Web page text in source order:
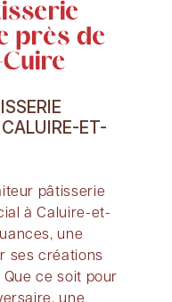
près de
ET-
pâtisserie
à Caluire-et-
une
ses créations
ce soit pour
une